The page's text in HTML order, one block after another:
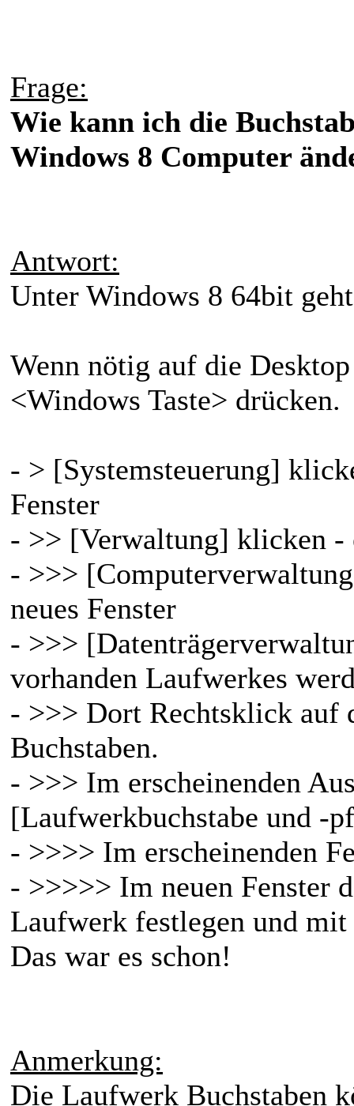
Frage:
Wie kann ich die
Windows 8 Computer
Antwort:
Unter Windows 8 64bit
Wenn nötig auf die
<Windows Taste> drücken.
- > [Systemsteuerung]
Fenster
- >> [Verwaltung] klicken -
- >>>
neues Fenster
- >>>
vorhanden Laufwerkes
- >>> Dort Rechtsklick auf
Buchstaben.
- >>> Im erscheinenden
[Laufwerkbuchstabe und -
- >>>> Im erscheinenden
- >>>>> Im neuen Fenster
Laufwerk festlegen und
Das war es schon!
Anmerkung:
Die Laufwerk Buchstaben